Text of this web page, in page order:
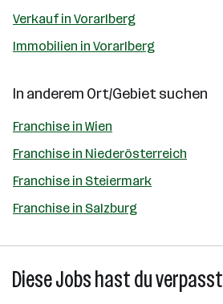
Verkauf in Vorarlberg
Immobilien in Vorarlberg
In anderem Ort/Gebiet suchen
Franchise in Wien
Franchise in Niederösterreich
Franchise in Steiermark
Franchise in Salzburg
Diese Jobs hast du verpasst